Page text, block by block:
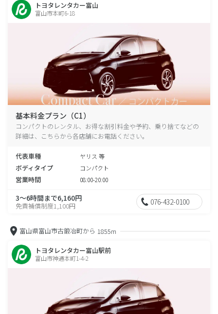
トヨタレンタカー富山
富山市本町6-18
基本料金プラン（C1）
コンパクトのレンタル、お得な割引料金や予約、乗り捨てなどの
詳細は、こちらから各店舗にお電話ください。
代表車種 ヤリス 等
ボディタイプ コンパクト
営業時間 08:00-20:00
3～6時間まで6,160円
免責補償制度1,100円 076-432-0100
富山県富山市古鍛冶町から 1855m
トヨタレンタカー富山駅前
富山市神通本町1-4-2